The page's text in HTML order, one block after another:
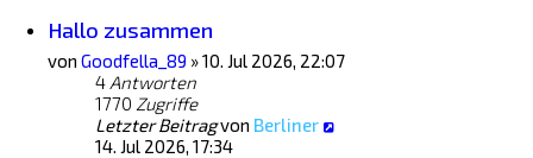
Hallo zusammen
von Goodfella_89 »10. Jul 2026, 22:07
4 Antworten
1770 Zugriffe
Letzter Beitragvon Berliner
14. Jul 2026, 17:34